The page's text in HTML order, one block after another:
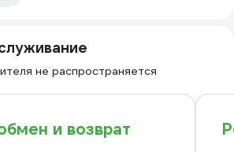
не распространяется
и возврат